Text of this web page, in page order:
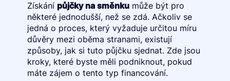
Získání půjčky na směnkumůže být pro
některé jednodušší, než se zdá. Ačkoliv se
jedná o proces, který vyžaduje určitou míru
důvěry mezi oběma stranami, existují
způsoby, jak si tuto půjčku sjednat. Zde jsou
kroky, které byste měli podniknout, pokud
máte zájem o tento typ financování.